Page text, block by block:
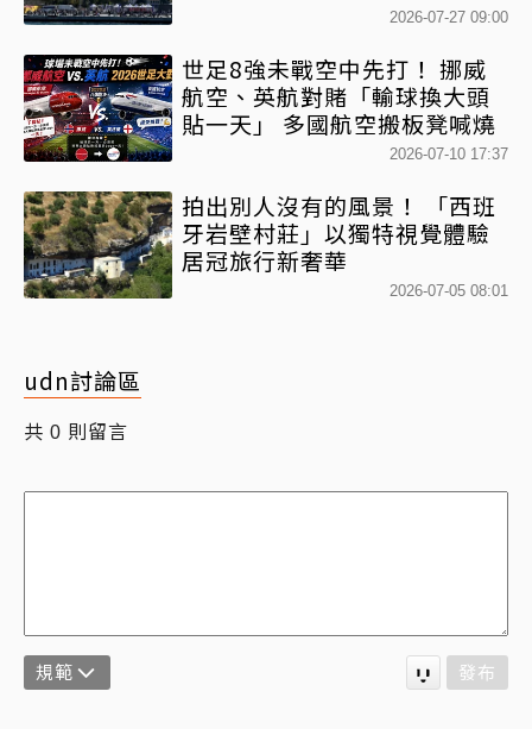
2026-07-27 09:00
世足8強未戰空中先打！ 挪威
航空、英航對賭「輸球換大頭
貼一天」 多國航空搬板凳喊燒
2026-07-10 17:37
拍出別人沒有的風景！ 「西班
牙岩壁村莊」以獨特視覺體驗
居冠旅行新奢華
2026-07-05 08:01
udn討論區
共 0 則留言
規範 發布